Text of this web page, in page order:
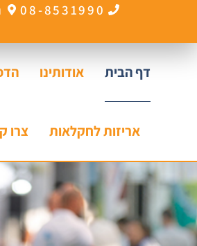
08-8531990
דף הבית אודותינו
אריזות לחקלאות​ צרו